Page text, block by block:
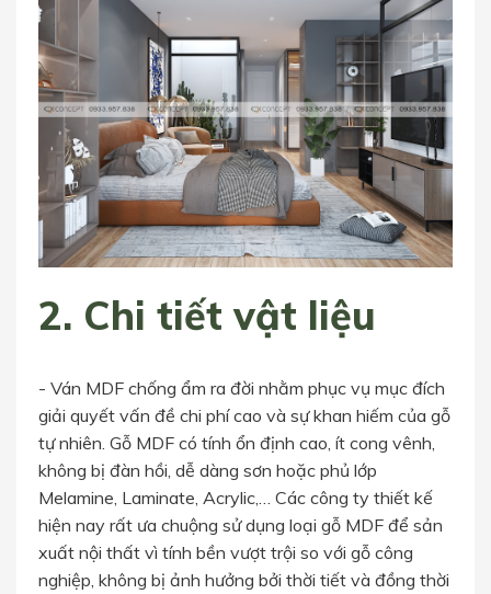
2. Chi tiết vật liệu
- Ván MDF chống ẩm ra đời nhằm phục vụ mục đích
giải quyết vấn đề chi phí cao và sự khan hiếm của gỗ
tự nhiên. Gỗ MDF có tính ổn định cao, ít cong vênh,
không bị đàn hồi, dễ dàng sơn hoặc phủ lớp
Melamine, Laminate, Acrylic,… Các công ty thiết kế
hiện nay rất ưa chuộng sử dụng loại gỗ MDF để sản
xuất nội thất vì tính bền vượt trội so với gỗ công
nghiệp, không bị ảnh hưởng bởi thời tiết và đồng thời